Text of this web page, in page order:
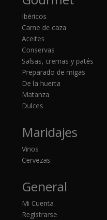
Ibéricos
Carne de caza
Aceites
Conservas
Salsas, cremas y patés
Preparado de migas
De la huerta
Matanza
Dulces
Maridajes
Vinos
Cervezas
General
Mi Cuenta
Registrarse